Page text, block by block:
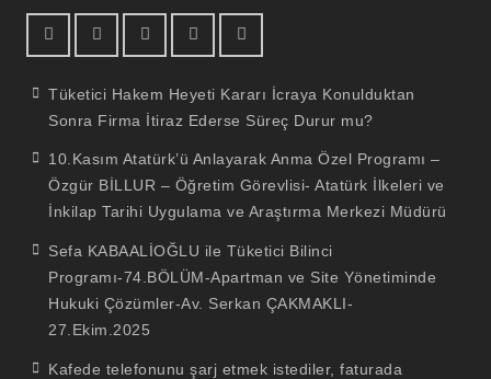
facebookyoutube linkedin twitter İnstagram
Tüketici Hakem Heyeti Kararı İcraya Konulduktan
Sonra Firma İtiraz Ederse Süreç Durur mu?
10.Kasım Atatürk’ü Anlayarak Anma Özel Programı –
Özgür BİLLUR – Öğretim Görevlisi- Atatürk İlkeleri ve
İnkilap Tarihi Uygulama ve Araştırma Merkezi Müdürü
Sefa KABAALİOĞLU ile Tüketici Bilinci
Programı-74.BÖLÜM-Apartman ve Site Yönetiminde
Hukuki Çözümler-Av. Serkan ÇAKMAKLI-
27.Ekim.2025
Kafede telefonunu şarj etmek istediler, faturada